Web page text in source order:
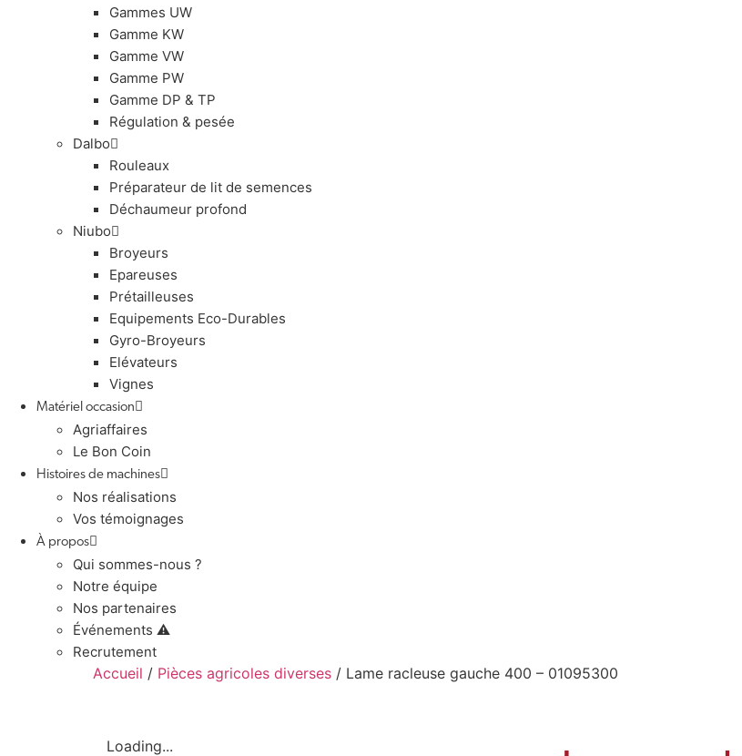
Gammes UW
Gamme KW
Gamme VW
Gamme PW
Gamme DP & TP
Régulation & pesée
Dalbo
Rouleaux
Préparateur de lit de semences
Déchaumeur profond
Niubo
Broyeurs
Epareuses
Prétailleuses
Equipements Eco-Durables
Gyro-Broyeurs
Elévateurs
Vignes
Matériel occasion
Agriaffaires
Le Bon Coin
Histoires de machines
Nos réalisations
Vos témoignages
À propos
Qui sommes-nous ?
Notre équipe
Nos partenaires
Événements ⚠️
Recrutement
Accueil / Pièces agricoles diverses / Lame racleuse gauche 400 – 01095300
Loading...